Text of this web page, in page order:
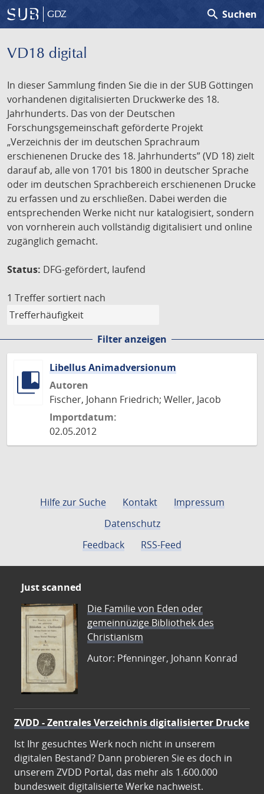
GDZ search Suchen
VD18 digital
In dieser Sammlung finden Sie die in der SUB Göttingen
vorhandenen digitalisierten Druckwerke des 18.
Jahrhunderts. Das von der Deutschen
Forschungsgemeinschaft geförderte Projekt
„Verzeichnis der im deutschen Sprachraum
erschienenen Drucke des 18. Jahrhunderts” (VD 18) zielt
darauf ab, alle von 1701 bis 1800 in deutscher Sprache
oder im deutschen Sprachbereich erschienenen Drucke
zu erfassen und zu erschließen. Dabei werden die
entsprechenden Werke nicht nur katalogisiert, sondern
von vornherein auch vollständig digitalisiert und online
zugänglich gemacht.
Status: DFG-gefördert, laufend
1 Treffer sortiert nach
Filter anzeigen
Libellus Animadversionum
Autoren
Fischer, Johann Friedrich; Weller, Jacob
Importdatum:
02.05.2012
Hilfe zur Suche Kontakt
Impressum
Datenschutz
Feedback
RSS-Feed
Just scanned
Die Familie von Eden oder
gemeinnüzige Bibliothek des
Christianism
Autor: Pfenninger, Johann Konrad
ZVDD - Zentrales Verzeichnis digitalisierter Drucke
Ist Ihr gesuchtes Werk noch nicht in unserem
digitalen Bestand? Dann probieren Sie es doch in
unserem ZVDD Portal, das mehr als 1.600.000
bundesweit digitalisierte Werke nachweist.